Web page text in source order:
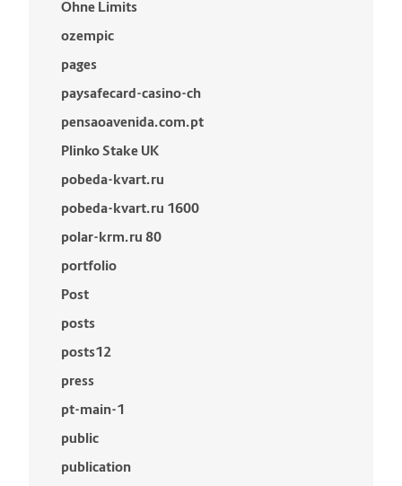
Ohne Limits
ozempic
pages
paysafecard-casino-ch
pensaoavenida.com.pt
Plinko Stake UK
pobeda-kvart.ru
pobeda-kvart.ru 1600
polar-krm.ru 80
portfolio
Post
posts
posts12
press
pt-main-1
public
publication